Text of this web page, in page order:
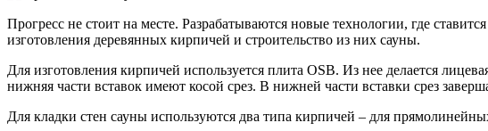
Прогресс не стоит на месте. Разрабатываются новые технологии, где
изготовления деревянных кирпичей и строительство из них сауны.
Для изготовления кирпичей используется плита OSB. Из нее делается
нижняя части вставок имеют косой срез. В нижней части вставки срез
Для кладки стен сауны используются два типа кирпичей – для